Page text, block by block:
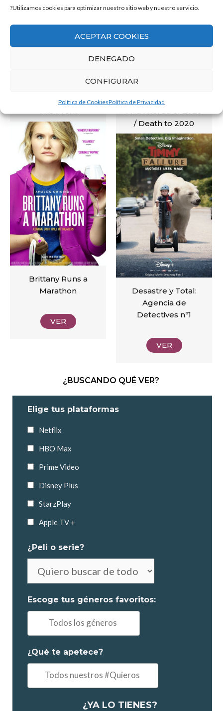
?Utilizamos cookies para optimizar nuestro sitio web y nuestro servicio.
ACEPTAR COOKIES
DENEGADO
CONFIGURAR
Política de CookiesPolítica de Privacidad
The Prom
VER
A la mierda el 2020
/ Death to 2020
VER
Brittany Runs a
Marathon
VER
Desastre y Total:
Agencia de
Detectives nº1
VER
¿BUSCANDO QUÉ VER?
Elige tus plataformas
Netflix
HBO Max
Prime Video
Disney Plus
StarzPlay
Apple TV +
¿Peli o serie?
elegir
Escoge tus géneros favoritos:
¿Qué te apetece?
Ejemplo:
¿YA LO TIENES?